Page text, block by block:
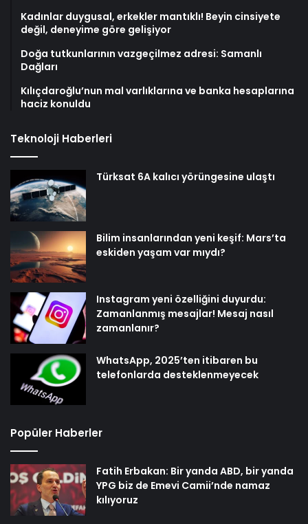
Kadınlar duygusal, erkekler mantıklı! Beyin cinsiyete
değil, deneyime göre gelişiyor
Doğa tutkunlarının vazgeçilmez adresi: Samanlı
Dağları
Kılıçdaroğlu’nun mal varlıklarına ve banka hesaplarına
haciz konuldu
Teknoloji Haberleri
Türksat 6A kalıcı yörüngesine ulaştı
Bilim insanlarından yeni keşif: Mars’ta
eskiden yaşam var mıydı?
Instagram yeni özelliğini duyurdu:
Zamanlanmış mesajlar! Mesaj nasıl
zamanlanır?
WhatsApp, 2025’ten itibaren bu
telefonlarda desteklenmeyecek
Popüler Haberler
Fatih Erbakan: Bir yanda ABD, bir yanda
YPG biz de Emevi Camii’nde namaz
kılıyoruz